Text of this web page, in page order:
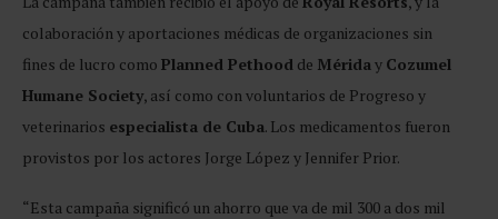
colaboración y aportaciones médicas de organizaciones sin
fines de lucro como Planned Pethood de Mériday Cozumel
Humane Society, así como con voluntarios de Progreso y
veterinarios especialista de Cuba. Los medicamentos fueron
provistos por los actores Jorge López y Jennifer Prior.
“Esta campaña significó un ahorro que va de mil 300 a dos mil